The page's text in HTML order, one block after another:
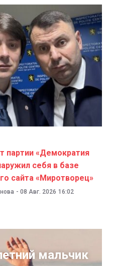
партии «Демократия
себя в базе
сайта «Миротворец»
- 08 Авг. 2026 16:02
мальчик